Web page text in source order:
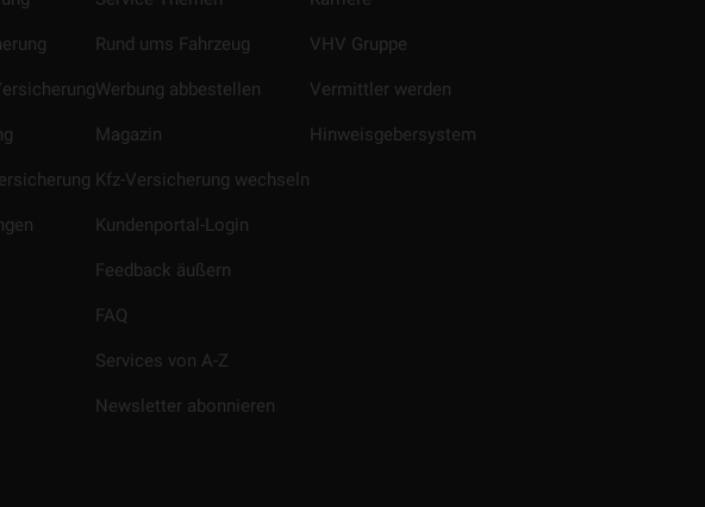
Rund ums Fahrzeug
Werbung abbestellen
Magazin
Kfz-Versicherung wechseln
Kundenportal-Login
Feedback äußern
FAQ
Services von A-Z
Newsletter abonnieren
VHV Gruppe
Vermittler werden
Hinweisgebersystem